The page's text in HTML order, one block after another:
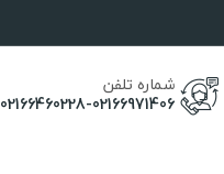
شماره تلفن
02166460228-02166971406